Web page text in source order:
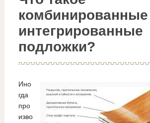
интегрированные
подложки?
Ино
гда
про
изво